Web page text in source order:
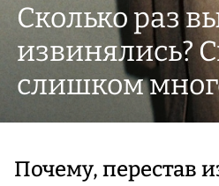
Сколько раз
извинялись?
слишком
Почему, перестав